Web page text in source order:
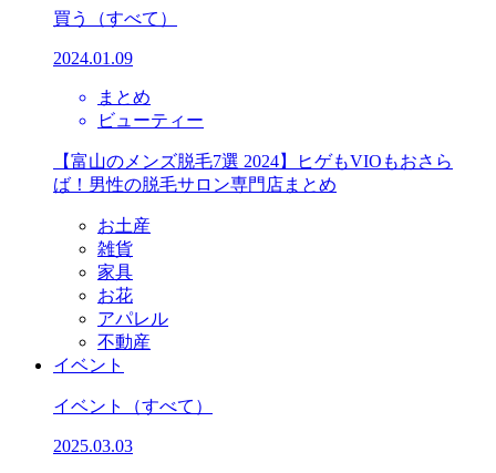
買う （すべて）
2024.01.09
まとめ
ビューティー
【富山のメンズ脱毛7選 2024】ヒゲもVIOもおさら
ば！男性の脱毛サロン専門店まとめ
お土産
雑貨
家具
お花
アパレル
不動産
イベント
イベント （すべて）
2025.03.03